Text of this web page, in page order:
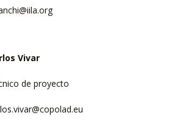
Vivar
de proyecto